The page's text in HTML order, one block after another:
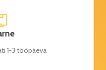
1-3 tööpäeva